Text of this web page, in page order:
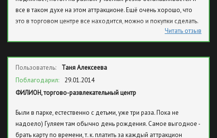
все в таком духе на этом аттракционе. Ещё очень хорошо, что
это в торговом центре все находится, можно и покупки сделать.
Читать отзыв
Пользователь:
Таня Алексеева
Поблагодарил:
29.01.2014
ФИЛИОН, торгово-развлекательный центр
Были в парке, естественно с детьми, уже три раза. Пока не
надоело) Гуляем там обычно день рождения. Самое выгодное -
брать карту по времени, т. к. платить за каждый аттракцион